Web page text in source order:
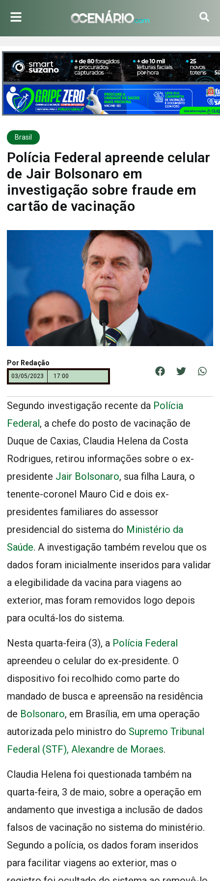
Brasil
Polícia Federal apreende celular
de Jair Bolsonaro em
investigação sobre fraude em
cartão de vacinação
Por Redação
03/05/2023 17:00
Segundo investigação recente da Polícia
Federal, a chefe do posto de vacinação de
Duque de Caxias, Claudia Helena da Costa
Rodrigues, retirou informações sobre o ex-
presidente Jair Bolsonaro, sua filha Laura, o
tenente-coronel Mauro Cid e dois ex-
presidentes familiares do assessor
presidencial do sistema do Ministério da
Saúde. A investigação também revelou que os
dados foram inicialmente inseridos para validar
a elegibilidade da vacina para viagens ao
exterior, mas foram removidos logo depois
para ocultá-los do sistema.
Nesta quarta-feira (3), a Polícia Federal
apreendeu o celular do ex-presidente. O
dispositivo foi recolhido como parte do
mandado de busca e apreensão na residência
de Bolsonaro, em Brasília, em uma operação
autorizada pelo ministro do Supremo Tribunal
Federal (STF), Alexandre de Moraes.
Claudia Helena foi questionada também na
quarta-feira, 3 de maio, sobre a operação em
andamento que investiga a inclusão de dados
falsos de vacinação no sistema do ministério.
Segundo a polícia, os dados foram inseridos
para facilitar viagens ao exterior, mas o